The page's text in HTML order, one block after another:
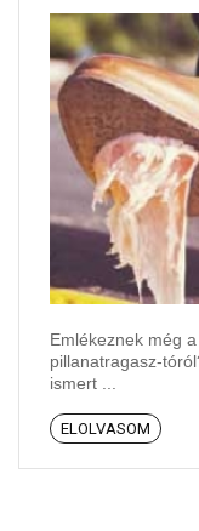
Emlékeznek még
pillanatragasz-
ismert ...
ELOLVASOM